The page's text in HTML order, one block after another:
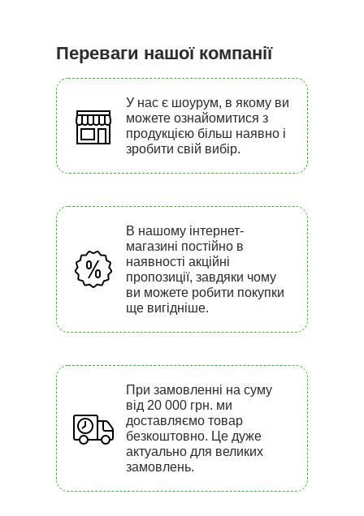
Переваги нашої компанії
У нас є шоурум, в якому ви
можете ознайомитися з
продукцією більш наявно і
зробити свій вибір.
В нашому інтернет-
магазині постійно в
наявності акційні
пропозиції, завдяки чому
ви можете робити покупки
ще вигідніше.
При замовленні на суму
від 20 000 грн. ми
доставляємо товар
безкоштовно. Це дуже
актуально для великих
замовлень.